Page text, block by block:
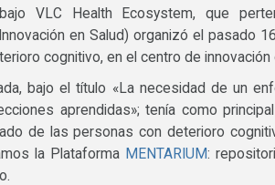
VLC Health Ecosystem, que
en Salud) organizó el pasado
cognitivo, en el centro de
bajo el título «La necesidad de un
aprendidas»; tenía como
de las personas con deterioro
la Plataforma MENTARIUM: